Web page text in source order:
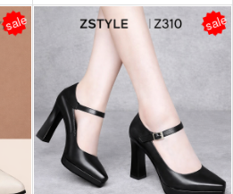
sale sale